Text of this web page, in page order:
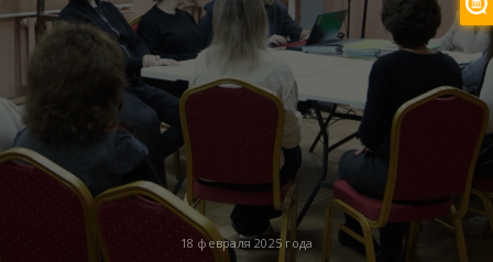
18 февраля 2025 года